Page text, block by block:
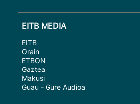
EITB MEDIA
EITB
Orain
ETBON
Gaztea
Makusi
Guau - Gure Audioa